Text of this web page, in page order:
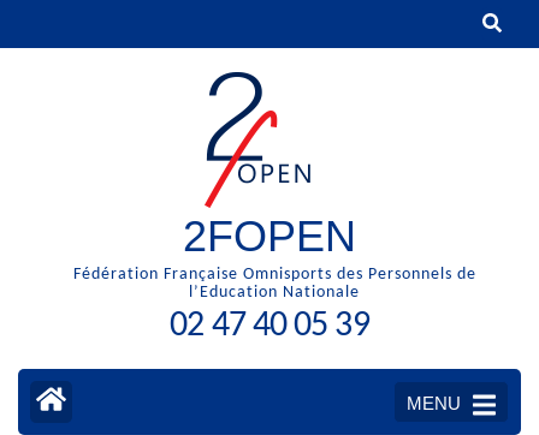
2FOPEN
Fédération Française Omnisports des Personnels de
l’Education Nationale
02 47 40 05 39
MENU